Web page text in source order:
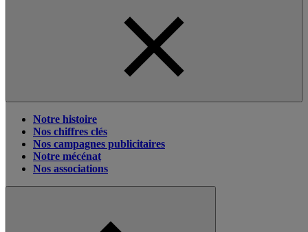
Notre histoire
Nos chiffres clés
Nos campagnes publicitaires
Notre mécénat
Nos associations